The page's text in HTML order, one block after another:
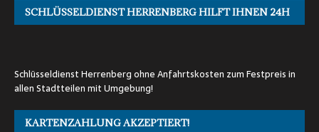
SCHLÜSSELDIENST HERRENBERG HILFT IHNEN 24H
Schlüsseldienst Herrenberg ohne Anfahrtskosten zum Festpreis in
allen Stadtteilen mit Umgebung!
KARTENZAHLUNG AKZEPTIERT!